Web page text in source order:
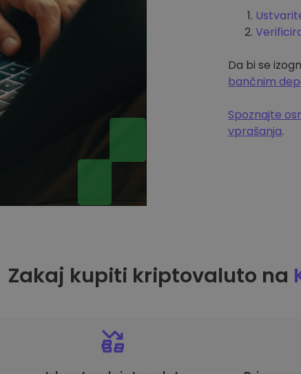
Da bi se
bančnim
Spoznajte
vprašanja.
Zakaj kupiti kriptovaluto na